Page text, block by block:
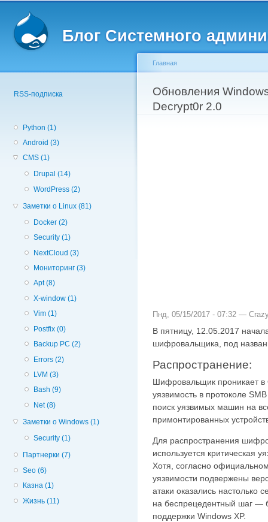
Блог Системного
RSS-подписка
Python (1)
Android (3)
CMS (1)
Drupal (14)
WordPress (2)
Заметки о Linux (81)
Docker (2)
Security (1)
NextCloud (3)
Мониторинг (3)
Apt (8)
X-window (1)
Vim (1)
Postfix (0)
Backup PC (2)
Errors (2)
LVM (3)
Bash (9)
Net (8)
Заметки о Windows (1)
Security (1)
Партнерки (7)
Seo (6)
Казна (1)
Жизнь (11)
Вы здесь
Главная
Обновления
Decrypt0r 2.0
Пнд, 05/15/2017 - 07:32 —
В пятницу, 12.05.2017
шифровальщика, под
Распространение:
Шифровальщик проникает в
уязвимость в протоколе
поиск уязвимых машин на
примонтированных
Для распространения
используется критическая
Хотя, согласно
уязвимости подвержены
атаки оказались настолько
на беспрецедентный шаг —
поддержки Windows XP.